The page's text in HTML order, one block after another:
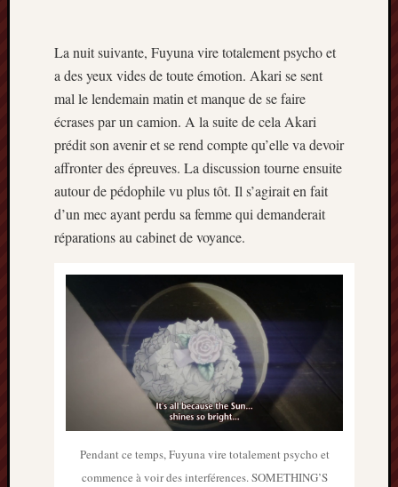
La nuit suivante, Fuyuna vire totalement psycho et
a des yeux vides de toute émotion. Akari se sent
mal le lendemain matin et manque de se faire
écrases par un camion. A la suite de cela Akari
prédit son avenir et se rend compte qu’elle va devoir
affronter des épreuves. La discussion tourne ensuite
autour de pédophile vu plus tôt. Il s’agirait en fait
d’un mec ayant perdu sa femme qui demanderait
réparations au cabinet de voyance.
Pendant ce temps, Fuyuna vire totalement psycho et
commence à voir des interférences. SOMETHING’S